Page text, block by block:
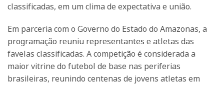
classificadas, em um clima de expectativa e união.
Em parceria com o Governo do Estado do Amazonas, a
programação reuniu representantes e atletas das
favelas classificadas. A competição é considerada a
maior vitrine do futebol de base nas periferias
brasileiras, reunindo centenas de jovens atletas em